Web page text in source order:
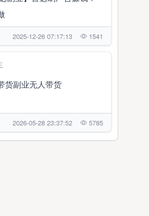
2025-12-26 07:17:13 1541
货副业无人带货
2026-05-28 23:37:52 5785